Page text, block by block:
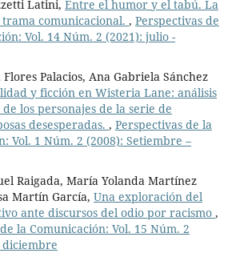
Latini, Entre el humor y el tabú. La
comunicacional. , Perspectivas de
Vol. 14 Núm. 2 (2021): julio -
Palacios, Ana Gabriela Sánchez
y ficción en Wisteria Lane: análisis
los personajes de la serie de
desesperadas. , Perspectivas de la
Vol. 1 Núm. 2 (2008): Setiembre –
Raigada, María Yolanda Martínez
Martín García, Una exploración del
ante discursos del odio por racismo ,
la Comunicación: Vol. 15 Núm. 2
diciembre